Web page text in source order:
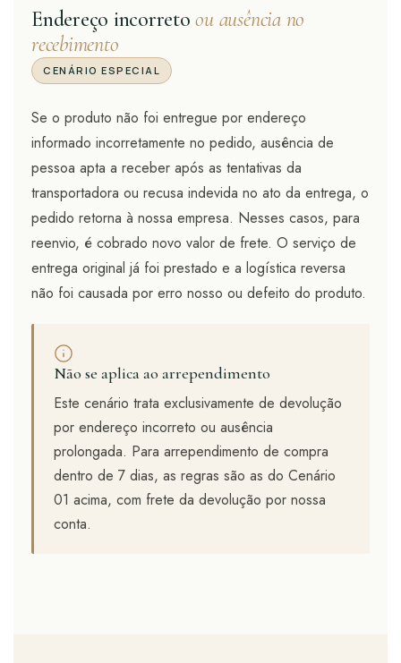
Endereço incorretoou ausência no
recebimento
CENÁRIO ESPECIAL
Se o produto não foi entregue por endereço
informado incorretamente no pedido, ausência de
pessoa apta a receber após as tentativas da
transportadora ou recusa indevida no ato da entrega, o
pedido retorna à nossa empresa. Nesses casos, para
reenvio, é cobrado novo valor de frete. O serviço de
entrega original já foi prestado e a logística reversa
não foi causada por erro nosso ou defeito do produto.
Não se aplica ao arrependimento
Este cenário trata exclusivamente de devolução
por endereço incorreto ou ausência
prolongada. Para arrependimento de compra
dentro de 7 dias, as regras são as do Cenário
01 acima, com frete da devolução por nossa
conta.